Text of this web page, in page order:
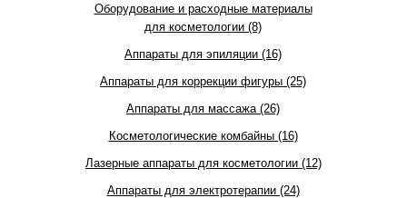
Оборудование и расходные материалы
для косметологии (8)
Аппараты для эпиляции (16)
Аппараты для коррекции фигуры (25)
Аппараты для массажа (26)
Косметологические комбайны (16)
Лазерные аппараты для косметологии (12)
Аппараты для электротерапии (24)